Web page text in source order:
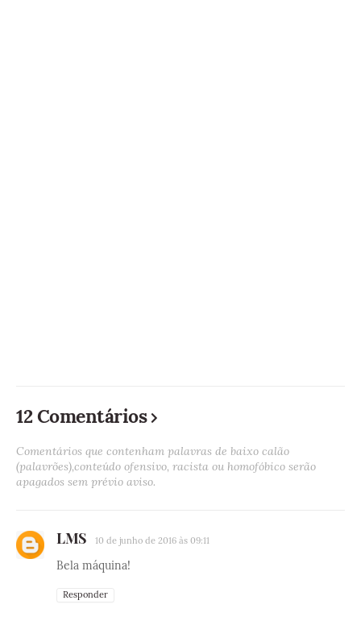
12 Comentários
Comentários que contenham palavras de baixo calão
(palavrões),conteúdo ofensivo, racista ou homofóbico serão
apagados sem prévio aviso.
LMS 10 de junho de 2016 às 09:11
Bela máquina!
Responder